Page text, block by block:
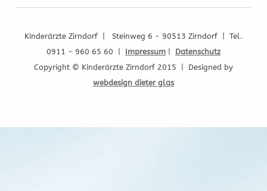
Kinderärzte Zirndorf | Steinweg 6 - 90513 Zirndorf | Tel.
0911 - 960 65 60 | Impressum
Datenschutz
Copyright © Kinderärzte Zirndorf 2015 | Designed by
webdesign dieter glas